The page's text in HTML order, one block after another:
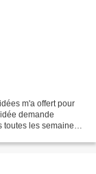
m'a offert pour
demande
les semaines,